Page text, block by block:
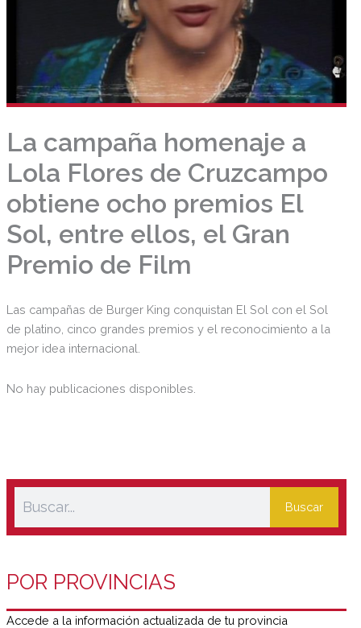
La campaña homenaje a
Lola Flores de Cruzcampo
obtiene ocho premios El
Sol, entre ellos, el Gran
Premio de Film
Las campañas de Burger King conquistan El Sol con el Sol
de platino, cinco grandes premios y el reconocimiento a la
mejor idea internacional.
No hay publicaciones disponibles.
Buscar
POR PROVINCIAS
Accede a la información actualizada de tu provincia